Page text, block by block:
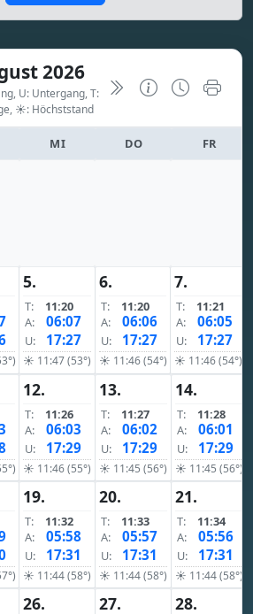
2026
U: Untergang, T:
☀: Höchststand
MI DO FR
5.
T:
11:20
A:
06:07
U: 17:27
☀ 11:47 (53°)
6.
T:
11:20
A:
06:06
U: 17:27
☀ 11:46 (54°)
7.
T:
11:21
A:
06:05
U: 17:27
☀ 11:46 (54°)
12.
T:
11:26
A:
06:03
U: 17:29
☀ 11:46 (55°)
13.
T:
11:27
A:
06:02
U: 17:29
☀ 11:45 (56°)
14.
T:
11:28
A:
06:01
U: 17:29
☀ 11:45 (56°)
19.
T:
11:32
A:
05:58
U: 17:31
☀ 11:44 (58°)
20.
T:
11:33
A:
05:57
U: 17:31
☀ 11:44 (58°)
21.
T:
11:34
A:
05:56
U: 17:31
☀ 11:44 (58°)
26. 27. 28.